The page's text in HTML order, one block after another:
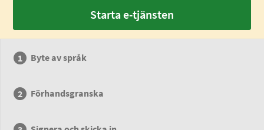
Starta e-tjänsten
Byte av språk
Förhandsgranska